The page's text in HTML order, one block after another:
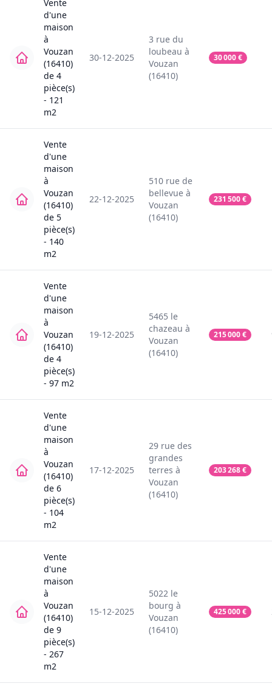
Vente
d'une
maison
à
Vouzan
(16410)
de 4
pièce(s)
- 121
m2
30-12-2025
3 rue du
loubeau à
Vouzan
(16410)
30 000€
Vente
d'une
maison
à
Vouzan
(16410)
de 5
pièce(s)
- 140
m2
22-12-2025
510 rue de
bellevue à
Vouzan
(16410)
231 500€
Vente
d'une
maison
à
Vouzan
(16410)
de 4
pièce(s)
- 97 m2
19-12-2025
5465 le
chazeau à
Vouzan
(16410)
215 000€
Vente
d'une
maison
à
Vouzan
(16410)
de 6
pièce(s)
- 104
m2
17-12-2025
29 rue des
grandes
terres à
Vouzan
(16410)
203 268€
Vente
d'une
maison
à
Vouzan
(16410)
de 9
pièce(s)
- 267
m2
15-12-2025
5022 le
bourg à
Vouzan
(16410)
425 000€